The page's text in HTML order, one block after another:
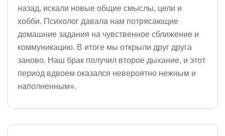
назад, искали новые общие смыслы, цели и
хобби. Психолог давала нам потрясающие
домашние задания на чувственное сближение и
коммуникацию. В итоге мы открыли друг друга
заново. Наш брак получил второе дыхание, и этот
период вдвоем оказался невероятно нежным и
наполненным».